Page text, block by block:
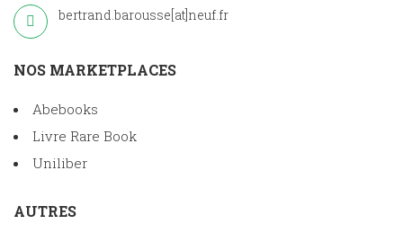
bertrand.barousse[at]neuf.fr
NOS MARKETPLACES
Abebooks
Livre Rare Book
Uniliber
AUTRES